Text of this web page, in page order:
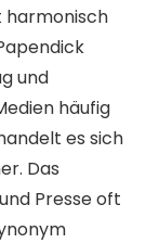
harmonisch
und
häufig
es sich
Das
Presse oft